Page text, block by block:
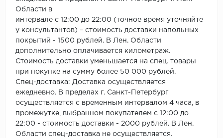
SPC Flooring
SPC Ideal Flooring
SPC Kronostep
SPC Stronghold
TANTO
Области в
интервале с 12:00 до 22:00 (точное время уточняйте
у консультантов) – стоимость доставки напольных
покрытий - 1500 рублей. В Лен. Области
дополнительно оплачивается километраж.
Стоимость доставки уменьшается на спец. товары
при покупке на сумму более 50 000 рублей.
Спец-доставка: Доставка осуществляется
ежедневно. В пределах г. Санкт-Петербург
осуществляется с временным интервалом 4 часа, в
промежутке, выбранном покупателем с 12:00 до
22:00 - стоимость доставки - 2000 рублей. В Лен.
Области спец-доставка не осуществляется.